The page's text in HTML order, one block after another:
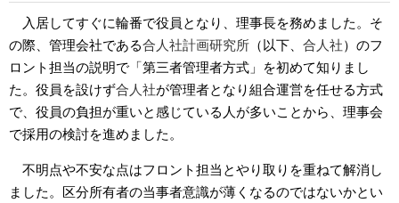
入居してすぐに輪番で役員となり、理事長を務めました。そ
の際、管理会社である合人社計画研究所 （以下、 合人社）のフ
ロント担当の説明で「第三者管理者方式」を初めて知りまし
た。役員を設けず合人社が管理者となり組合運営を任せる方式
で、役員の負担が重いと感じている人が多いことから、理事会
で採用の検討を進めました。
不明点や不安な点はフロント担当とやり取りを重ねて解消し
ました。区分所有者の当事者意識が薄くなるのではないかとい